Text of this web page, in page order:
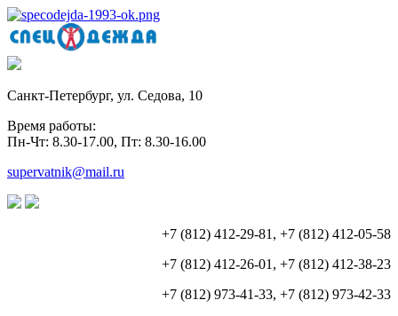
Санкт-Петербург, ул. Седова, 10
Время работы:
Пн-Чт: 8.30-17.00, Пт: 8.30-16.00
supervatnik@mail.ru
+7 (812) 412-29-81, +7 (812) 412-05-58
+7 (812) 412-26-01, +7 (812) 412-38-23
+7 (812) 973-41-33, +7 (812) 973-42-33